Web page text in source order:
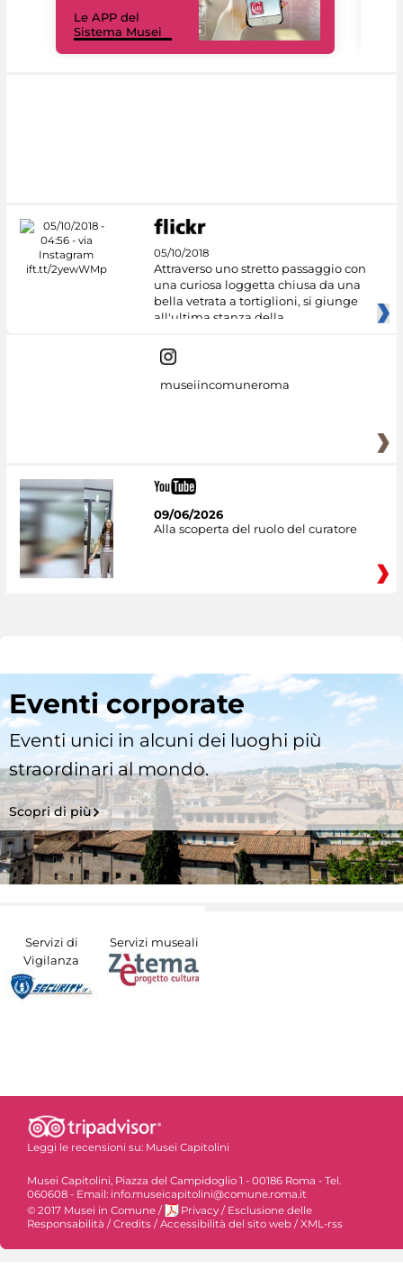
Le APP del
Sistema Musei
05/10/2018
Attraverso uno stretto passaggio con
una curiosa loggetta chiusa da una
bella vetrata a tortiglioni, si giunge
all'ultima stanza della
museiincomuneroma
09/06/2026
Alla scoperta del ruolo del curatore
Eventi corporate
Eventi unici in alcuni dei luoghi più
straordinari al mondo.
Scopri di più
Servizi di
Vigilanza
Servizi museali
Leggi le recensioni su: Musei Capitolini
Musei Capitolini, Piazza del Campidoglio 1 - 00186 Roma - Tel.
060608 - Email: info.museicapitolini@comune.roma.it
© 2017 Musei in Comune / Privacy / Esclusione delle
Responsabilità /Credits /Accessibilità del sito web /XML-rss